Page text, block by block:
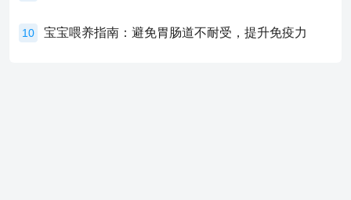
10 宝宝喂养指南：避免胃肠道不耐受，提升免疫力